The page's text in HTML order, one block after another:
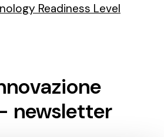
Readiness Level
newsletter